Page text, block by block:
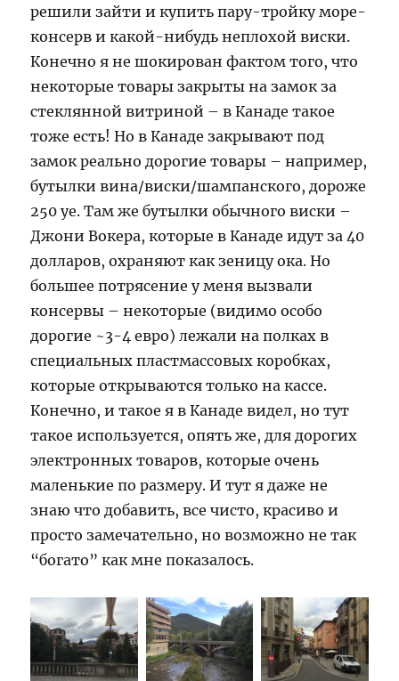
решили зайти и купить пару-тройку море-
консерв и какой-нибудь неплохой виски.
Конечно я не шокирован фактом того, что
некоторые товары закрыты на замок за
стеклянной витриной – в Канаде такое
тоже есть! Но в Канаде закрывают под
замок реально дорогие товары – например,
бутылки вина/виски/шампанского, дороже
250 уе. Там же бутылки обычного виски –
Джони Вокера, которые в Канаде идут за 40
долларов, охраняют как зеницу ока. Но
большее потрясение у меня вызвали
консервы – некоторые (видимо особо
дорогие ~3-4 евро) лежали на полках в
специальных пластмассовых коробках,
которые открываются только на кассе.
Конечно, и такое я в Канаде видел, но тут
такое используется, опять же, для дорогих
электронных товаров, которые очень
маленькие по размеру. И тут я даже не
знаю что добавить, все чисто, красиво и
просто замечательно, но возможно не так
“богато” как мне показалось.